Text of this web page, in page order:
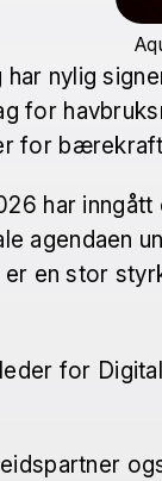
nylig
for
for
har inngått
agendaen
en stor
for